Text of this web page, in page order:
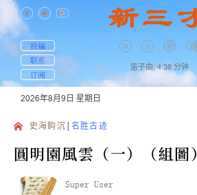
投稿
联系
订阅
笛子曲, 4:38 分钟
2026年8月9日 星期日
史海鈎沉 名胜古迹
圓明園風雲（一）（組圖）
Super User